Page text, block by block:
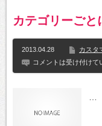
カテゴリーごと
2013.04.28 カスタ
コメントは受け付けて
…